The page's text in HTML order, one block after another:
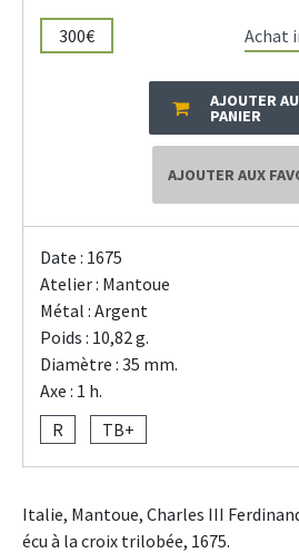
300€ Achat
AJOUTER AU
PANIER
AJOUTER AUX
Date : 1675
Atelier : Mantoue
Métal : Argent
Poids : 10,82 g.
Diamètre : 35 mm.
Axe : 1 h.
R
TB+
Italie, Mantoue, Charles III
écu à la croix trilobée, 1675.